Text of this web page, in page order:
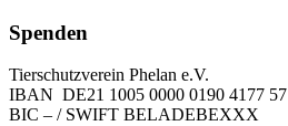
Spenden
Tierschutzverein Phelan e.V.
IBAN DE21 1005 0000 0190 4177 57
BIC – / SWIFT BELADEBEXXX